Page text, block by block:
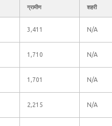
ग्रामीण शहरी
3,411 N/A
1,710 N/A
1,701 N/A
2,215 N/A